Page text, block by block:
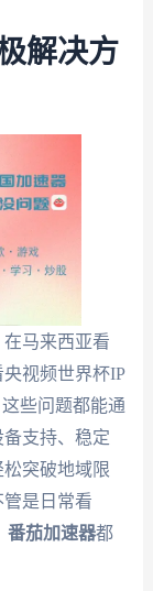
解决方
马来西亚看
视频世界杯IP
些问题都能通
支持、稳定
突破地域限
是日常看
番茄加速器都